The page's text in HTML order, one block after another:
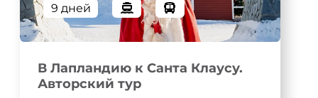
9 дней
В Лапландию к Санта Клаусу.
Авторский тур